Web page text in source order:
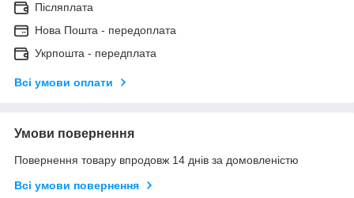
Післяплата
Нова Пошта - передоплата
Укрпошта - передплата
Всі умови оплати
Умови повернення
Повернення товару впродовж 14 днів за домовленістю
Всі умови повернення